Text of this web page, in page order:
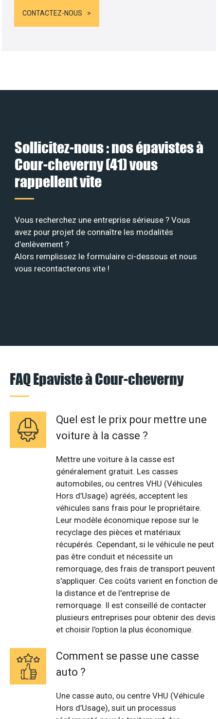
CONTACTEZ-NOUS
Sollicitez-nous : nos épavistes à
Cour-cheverny (41) vous
rappellent vite
Vous recherchez une entreprise sérieuse ? Vous
avez pour projet de connaître les modalités
d’enlèvement ?
Alors remplissez le formulaire ci-dessous et nous
vous recontacterons vite !
FAQ Epaviste à Cour-cheverny
Quel est le prix pour mettre une
voiture à la casse ?
Mettre une voiture à la casse est
généralement gratuit. Les casses
automobiles, ou centres VHU (Véhicules
Hors d’Usage) agréés, acceptent les
véhicules sans frais pour le propriétaire.
Leur modèle économique repose sur le
recyclage des pièces et matériaux
récupérés. Cependant, si le véhicule ne peut
pas être conduit et nécessite un
remorquage, des frais de transport peuvent
s'appliquer. Ces coûts varient en fonction de
la distance et de l'entreprise de
remorquage. Il est conseillé de contacter
plusieurs entreprises pour obtenir des devis
et choisir l'option la plus économique.
Comment se passe une casse
auto ?
Une casse auto, ou centre VHU (Véhicule
Hors d’Usage), suit un processus